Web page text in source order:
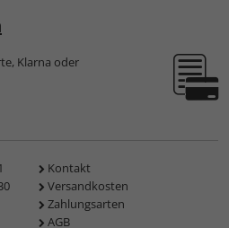
Klarna oder
Kontakt
Versandkosten
Zahlungsarten
AGB